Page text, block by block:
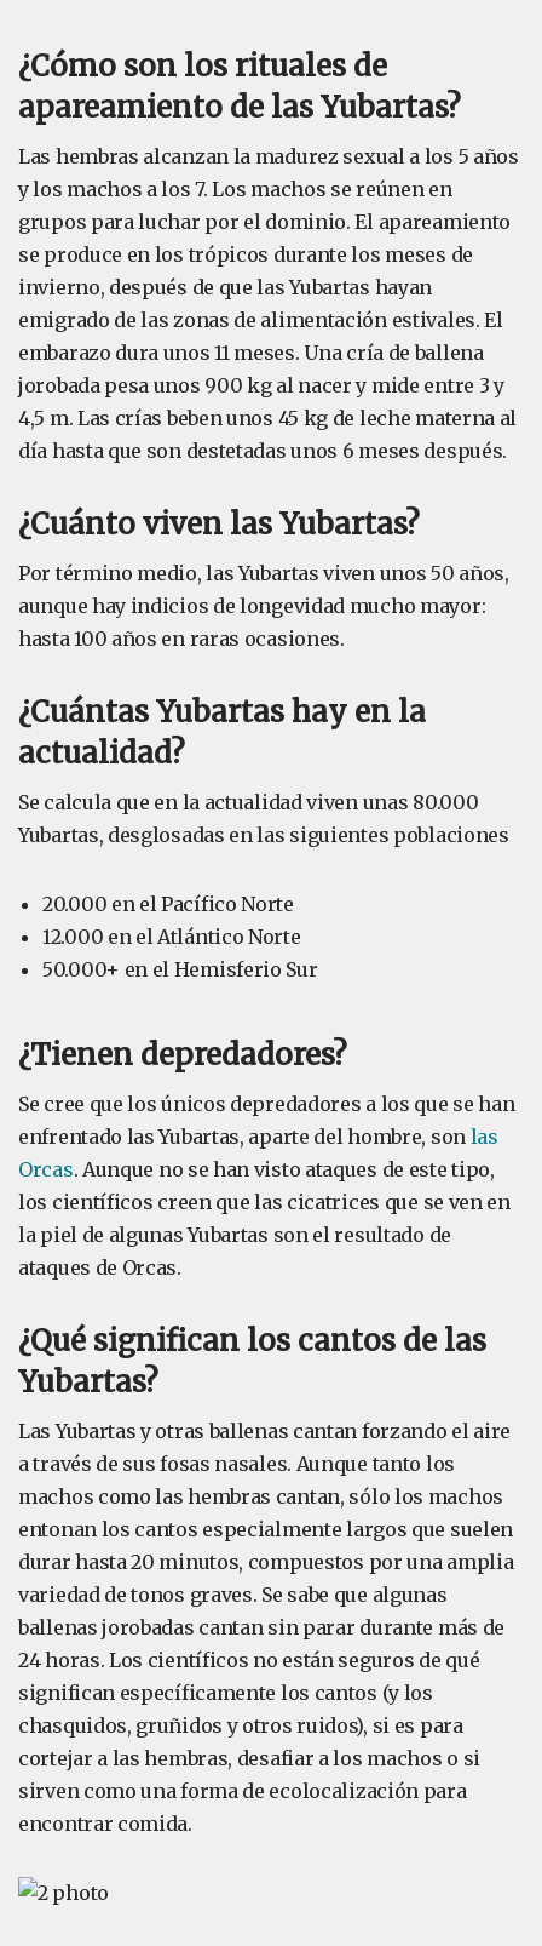
¿Cómo son los rituales de
apareamiento de las Yubartas?
Las hembras alcanzan la madurez sexual a los 5 años
y los machos a los 7. Los machos se reúnen en
grupos para luchar por el dominio. El apareamiento
se produce en los trópicos durante los meses de
invierno, después de que las Yubartas hayan
emigrado de las zonas de alimentación estivales. El
embarazo dura unos 11 meses. Una cría de ballena
jorobada pesa unos 900 kg al nacer y mide entre 3 y
4,5 m. Las crías beben unos 45 kg de leche materna al
día hasta que son destetadas unos 6 meses después.
¿Cuánto viven las Yubartas?
Por término medio, las Yubartas viven unos 50 años,
aunque hay indicios de longevidad mucho mayor:
hasta 100 años en raras ocasiones.
¿Cuántas Yubartas hay en la
actualidad?
Se calcula que en la actualidad viven unas 80.000
Yubartas, desglosadas en las siguientes poblaciones
20.000 en el Pacífico Norte
12.000 en el Atlántico Norte
50.000+ en el Hemisferio Sur
¿Tienen depredadores?
Se cree que los únicos depredadores a los que se han
enfrentado las Yubartas, aparte del hombre, son las
Orcas. Aunque no se han visto ataques de este tipo,
los científicos creen que las cicatrices que se ven en
la piel de algunas Yubartas son el resultado de
ataques de Orcas.
¿Qué significan los cantos de las
Yubartas?
Las Yubartas y otras ballenas cantan forzando el aire
a través de sus fosas nasales. Aunque tanto los
machos como las hembras cantan, sólo los machos
entonan los cantos especialmente largos que suelen
durar hasta 20 minutos, compuestos por una amplia
variedad de tonos graves. Se sabe que algunas
ballenas jorobadas cantan sin parar durante más de
24 horas. Los científicos no están seguros de qué
significan específicamente los cantos (y los
chasquidos, gruñidos y otros ruidos), si es para
cortejar a las hembras, desafiar a los machos o si
sirven como una forma de ecolocalización para
encontrar comida.